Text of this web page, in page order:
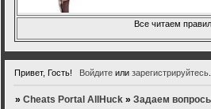
Все читаем
Привет, Гость! Войдитеили зарегистрируйтесь.
»Cheats Portal AllHuck »Задаем